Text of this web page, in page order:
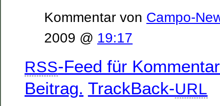
Kommentar von Campo-
2009 @ 19:17
RSS-Feed für
Beitrag. TrackBack-URL